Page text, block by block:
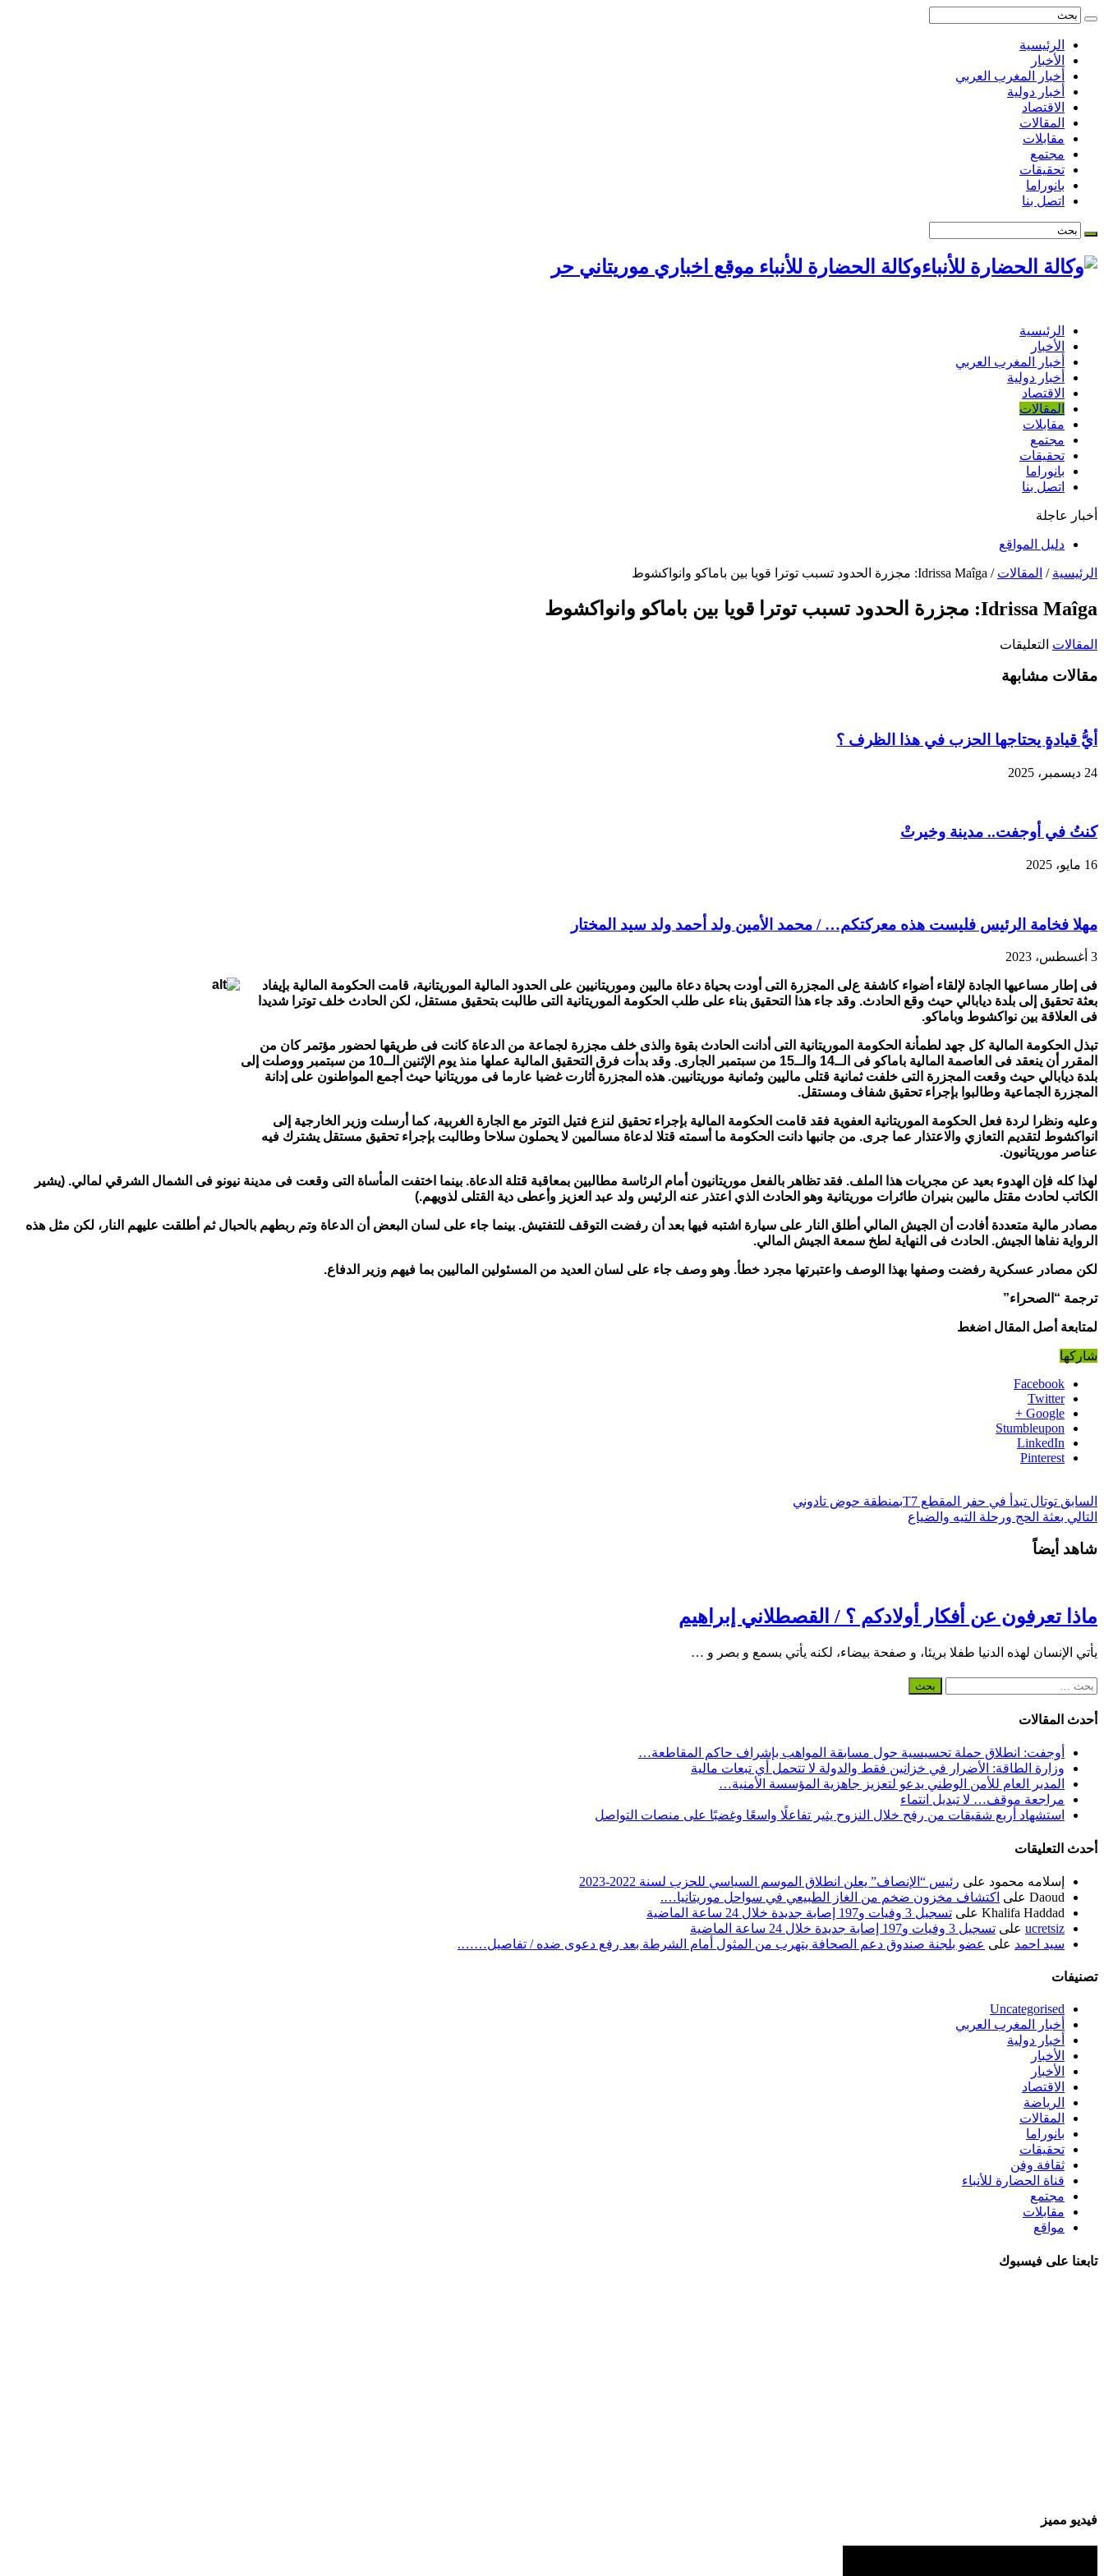
الرئيسية
الأخبار
أخبار المغرب العربي
أخبار دولية
الاقتصاد
المقالات
مقابلات
مجتمع
تحقيقات
بانوراما
اتصل بنا
وكالة الحضارة للأنباء موقع اخباري موريتاني حر
الرئيسية
الأخبار
أخبار المغرب العربي
أخبار دولية
الاقتصاد
المقالات
مقابلات
مجتمع
تحقيقات
بانوراما
اتصل بنا
أخبار عاجلة
دليل المواقع
الرئيسية / المقالات / Idrissa Maîga: مجزرة الحدود تسبب توترا قويا بين باماكو وانواكشوط
Idrissa Maîga: مجزرة الحدود تسبب توترا قويا بين باماكو وانواكشوط
المقالات التعليقات
توترا
قويا
مقالات مشابهة
أيُّ قيادةٍ يحتاجها الحزب في هذا الظرف ؟
24 ديسمبر، 2025
كنتُ في أوجفت.. مدينة وخيرتْ
16 مايو، 2025
مهلا فخامة الرئيس فليست هذه معركتكم… / محمد الأمين ولد أحمد ولد سيد المختار
3 أغسطس، 2023
فى إطار مساعيها الجادة لإلقاء أضواء كاشفة على المجزرة التى أودت بحياة دعاة ماليين وموريتانيين على الحدود المالية الموريتانية، قامت الحكومة المالية بإيفاد
بعثة تحقيق إلى بلدة ديابالي حيث وقع الحادث. وقد جاء هذا التحقيق بناء على طلب الحكومة الموريتانية التى طالبت بتحقيق مستقل، لكن الحادث خلف توترا شديدا
فى العلاقة بين نواكشوط وباماكو.
تبذل الحكومة المالية كل جهد لطمأنة الحكومة الموريتانية التى أدانت الحادث بقوة والذى خلف مجزرة لجماعة من الدعاة كانت فى طريقها لحضور مؤتمر كان من
المقرر أن ينعقد فى العاصمة المالية باماكو فى الــ14 والــ15 من سبتمبر الجارى. وقد بدأت فرق التحقيق المالية عملها منذ يوم الإثنين الــ10 من سبتمبر ووصلت إلى
بلدة ديابالي حيث وقعت المجزرة التى خلفت ثمانية قتلى ماليين وثمانية موريتانيين. هذه المجزرة أثارت غضبا عارما فى موريتانيا حيث أجمع المواطنون على إدانة
المجزرة الجماعية وطالبوا بإجراء تحقيق شفاف ومستقل.
وعليه ونظرا لردة فعل الحكومة الموريتانية العفوية فقد قامت الحكومة المالية بإجراء تحقيق لنزع فتيل التوتر مع الجارة الغربية، كما أرسلت وزير الخارجية إلى
انواكشوط لتقديم التعازي والاعتذار عما جرى. من جانبها دانت الحكومة ما أسمته قتلا لدعاة مسالمين لا يحملون سلاحا وطالبت بإجراء تحقيق مستقل يشترك فيه
عناصر موريتانيون.
لهذا كله فإن الهدوء بعيد عن مجريات هذا الملف. فقد تظاهر بالفعل موريتانيون أمام الرئاسة مطالبين بمعاقبة قتلة الدعاة. بينما اختفت المأساة التى وقعت فى مدينة نيونو فى الشمال الشرقي لمالي. (يشير
الكاتب لحادث مقتل ماليين بنيران طائرات موريتانية وهو الحادث الذي اعتذر عنه الرئيس ولد عبد العزيز وأعطى دية القتلى لذويهم.)
مصادر مالية متعددة أفادت أن الجيش المالي أطلق النار على سيارة اشتبه فيها بعد أن رفضت التوقف للتفتيش. بينما جاء على لسان البعض أن الدعاة وتم ربطهم بالحبال ثم أطلقت عليهم النار، لكن مثل هذه
الرواية نفاها الجيش. الحادث فى النهاية لطخ سمعة الجيش المالي.
لكن مصادر عسكرية رفضت وصفها بهذا الوصف واعتبرتها مجرد خطأ. وهو وصف جاء على لسان العديد من المسئولين الماليين بما فيهم وزير الدفاع.
ترجمة “الصحراء”
لمتابعة أصل المقال اضغط
شاركها
Facebook
Twitter
Google +
Stumbleupon
LinkedIn
Pinterest
السابق توتال تبدأ في حفر المقطع T7بمنطقة حوض تادوني
التالي بعثة الحج ورحلة التيه والضياع
شاهد أيضاً
ماذا تعرفون عن أفكار أولادكم ؟ / القصطلاني إبراهيم
يأتي الإنسان لهذه الدنيا طفلا بريئا، و صفحة بيضاء، لكنه يأتي بسمع و بصر و …
البحث
أحدث المقالات
أوجفت: انطلاق حملة تحسيسية حول مسابقة المواهب بإشراف حاكم المقاطعة…
وزارة الطاقة: الأضرار في خزانين فقط والدولة لا تتحمل أي تبعات مالية
المدير العام للأمن الوطني يدعو لتعزيز جاهزية المؤسسة الأمنية…
مراجعة موقف… لا تبديل انتماء
استشهاد أربع شقيقات من رفح خلال النزوح يثير تفاعلًا واسعًا وغضبًا على منصات التواصل
أحدث التعليقات
إسلامه محمود على رئيس “الإنصاف” يعلن انطلاق الموسم السياسي للحزب لسنة 2022-2023
Daoud على اكتشاف مخزون ضخم من الغاز الطبيعي في سواحل موريتانيا….
Khalifa Haddad على تسجيل 3 وفيات و197 إصابة جديدة خلال 24 ساعة الماضية
ucretsiz على تسجيل 3 وفيات و197 إصابة جديدة خلال 24 ساعة الماضية
سيد احمد على عضو بلجنة صندوق دعم الصحافة يتهرب من المثول أمام الشرطة بعد رفع دعوى ضده / تفاصيل…….
تصنيفات
Uncategorised
أخبار المغرب العربي
أخبار دولية
الأخبار
الأخبار
الاقتصاد
الرياضة
المقالات
بانوراما
تحقيقات
ثقافة وفن
قناة الحضارة للأنباء
مجتمع
مقابلات
مواقع
تابعنا على فيسبوك
فيديو مميز